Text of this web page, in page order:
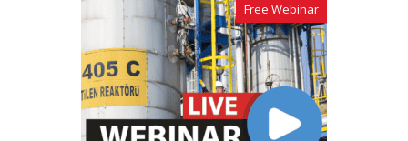
Free Webinar